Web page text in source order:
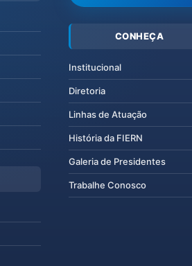
CONHEÇA
Institucional
Diretoria
Linhas de Atuação
História da FIERN
Galeria de Presidentes
Trabalhe Conosco